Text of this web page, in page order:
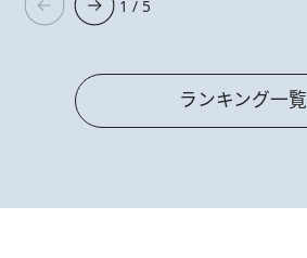
1 / 5
ランキング一覧